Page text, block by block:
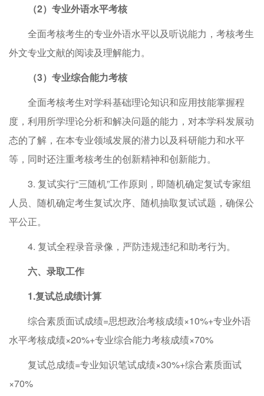
（2） 专业外语水平考核
全面考核考生的专业外语水平以及听说能力，考核考生
外文专业文献的阅读及理解能力。
（3） 专业综合能力考核
全面考核考生对学科基础理论知识和应用技能掌握程
度，利用所学理论分析和解决问题的能力，对本学科发展动
态的了解，在本专业领域发展的潜力以及科研能力和水平
等，同时还注重考核考生的创新精神和创新能力。
3. 复试实行“三随机”工作原则，即随机确定复试专家组
人员、随机确定考生复试次序、随机抽取复试试题，确保公
平公正。
4. 复试全程录音录像，严防违规违纪和助考行为。
六、录取工作
1.复试总成绩计算
综合素质面试成绩=思想政治考核成绩×10%+专业外语
水平考核成绩×20%+专业综合能力考核成绩×70%
复试总成绩=专业知识笔试成绩×30%+综合素质面试
×70%